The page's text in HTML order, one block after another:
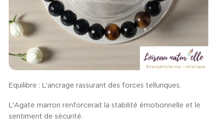
Equilibre : L'ancrage rassurant des forces telluriques.
L'Agate marron renforcerait la stabilité émotionnelle et le
sentiment de sécurité.